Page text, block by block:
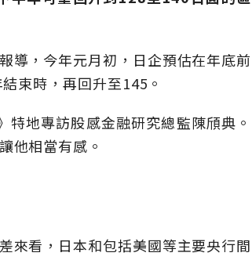
導，今年元月初，日企預估在年底前
束時，再回升至145。
地專訪股感金融研究總監陳頎典。
他相當有感。
來看，日本和包括美國等主要央行間